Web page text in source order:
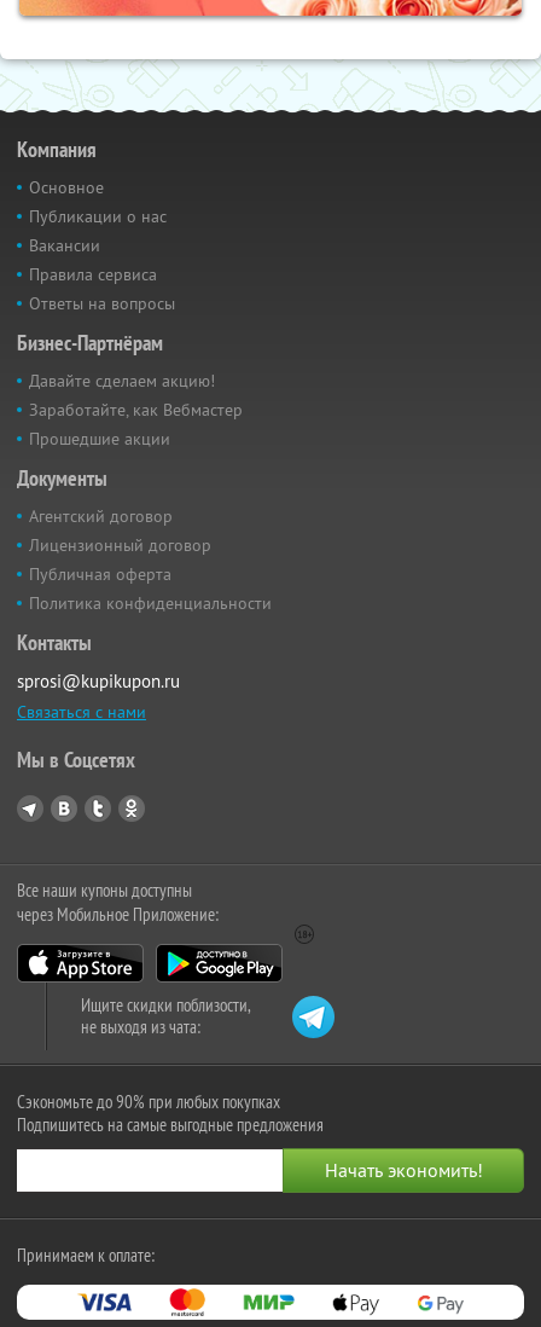
Компания
Основное
Публикации о нас
Вакансии
Правила сервиса
Ответы на вопросы
Бизнес-Партнёрам
Давайте сделаем акцию!
Заработайте, как Вебмастер
Прошедшие акции
Документы
Агентский договор
Лицензионный договор
Публичная оферта
Политика конфиденциальности
Контакты
sprosi@kupikupon.ru
Связаться с нами
Мы в Соцсетях
Все наши купоны доступны
через Мобильное Приложение:
Ищите скидки поблизости,
не выходя из чата:
Сэкономьте до 90% при любых покупках
Подпишитесь на самые выгодные предложения
Принимаем к оплате: